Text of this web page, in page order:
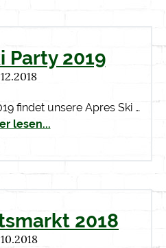
Party 2019
findet unsere Apres Ski …
lesen...
2018